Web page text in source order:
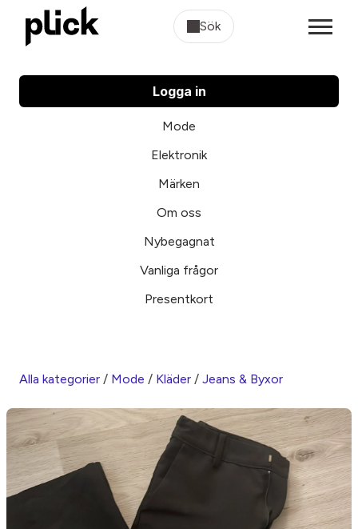
Sök
Logga in
Mode
Elektronik
Märken
Om oss
Nybegagnat
Vanliga frågor
Presentkort
Alla kategorier / Mode / Kläder / Jeans & Byxor